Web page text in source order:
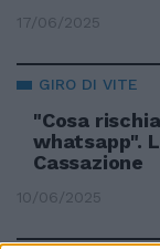
17/06/2025
GIRO DI VITE
"Cosa
whatsapp".
Cassazione
10/06/2025